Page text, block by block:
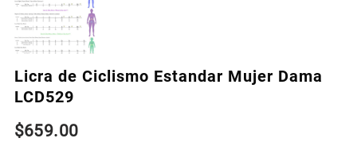
Licra de Ciclismo Estandar Mujer Dama
LCD529
$659.00